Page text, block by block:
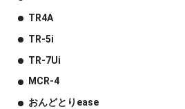
TR4A
TR-5i
TR-7Ui
MCR-4
おんどとりease